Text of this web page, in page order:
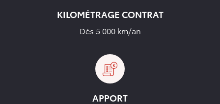
KILOMÉTRAGE CONTRAT
Dès 5 000 km/an
APPORT